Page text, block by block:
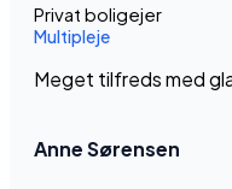
Privat boligejer
Multipleje
Meget tilfreds med
Anne Sørensen